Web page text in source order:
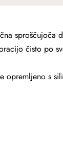
sproščujoča
čisto po
opremljeno s